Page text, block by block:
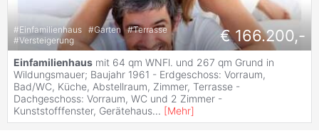
#Einfamilienhaus #Garten #Terrasse
#Versteigerung € 166.200,-
Einfamilienhaus mit 64 qm WNFl. und 267 qm Grund in
Wildungsmauer; Baujahr 1961 - Erdgeschoss: Vorraum,
Bad/WC, Küche, Abstellraum, Zimmer, Terrasse -
Dachgeschoss: Vorraum, WC und 2 Zimmer -
Kunststofffenster, Gerätehaus... [Mehr]